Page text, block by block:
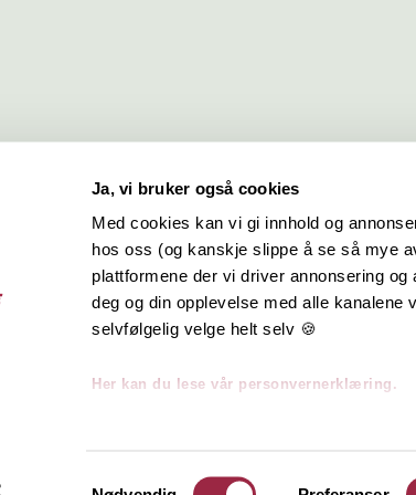
Ja, vi bruker også cookies
Med cookies kan vi gi innhold og
hos oss (og kanskje slippe å se så mye
plattformene der vi driver annonsering
deg og din opplevelse med alle
selvfølgelig velge helt selv 🍪
Her kan du lese vår personvernerklæring.
Samtykkevalg
AS
Om oss
Jobbe hos oss